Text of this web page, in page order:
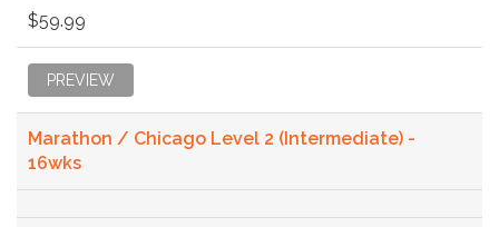
$59.99
PREVIEW
Marathon / Chicago Level 2 (Intermediate) -
16wks